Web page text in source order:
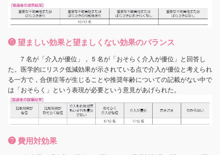
❻ 望ましい効果と望ましくない効果のバランス
7 名が「介入が優位」， 5 名が「おそらく介入が優位」と回答し
た。医学的にリスク低減効果が示されている点で介入が優位と考えられ
る一方で，合併症等が生じることや推奨年齢についての記載がない中で
は「おそらく」という表現が必要という意見があげられた。
❼ 費用対効果